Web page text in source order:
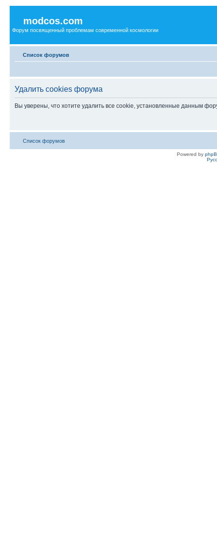
modcos.com
Форум посвященный проблемам современной космологии
Список форумов
Удалить cookies форума
Вы уверены, что хотите удалить все cookie, установленные данным
Список форумов
Powered by